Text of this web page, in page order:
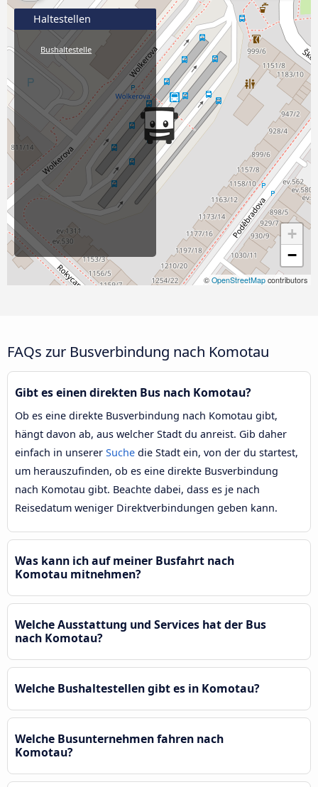
+
−
© OpenStreetMap contributors
Haltestellen
Bushaltestelle
FAQs zur Busverbindung nach Komotau
Gibt es einen direkten Bus nach Komotau?
Ob es eine direkte Busverbindung nach Komotau gibt,
hängt davon ab, aus welcher Stadt du anreist. Gib daher
einfach in unserer Suche die Stadt ein, von der du startest,
um herauszufinden, ob es eine direkte Busverbindung
nach Komotau gibt. Beachte dabei, dass es je nach
Reisedatum weniger Direktverbindungen geben kann.
Was kann ich auf meiner Busfahrt nach
Komotau mitnehmen?
Welche Ausstattung und Services hat der Bus
nach Komotau?
Welche Bushaltestellen gibt es in Komotau?
Welche Busunternehmen fahren nach
Komotau?